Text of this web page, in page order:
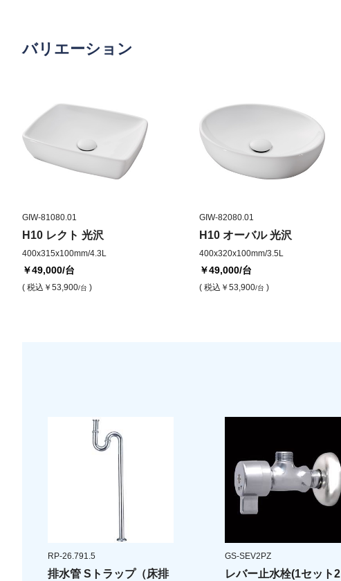
バリエーション
GIW-81080.01
H10 レクト 光沢
400x315x100mm/4.3L
￥49,000/台
( 税込 ￥53,900/台 )
GIW-82080.01
H10 オーバル 光沢
400x320x100mm/3.5L
￥49,000/台
( 税込 ￥53,900/台 )
RP-26.791.5
排水管 Sトラップ（床排
GS-SEV2PZ
レバー止水栓(1セット2